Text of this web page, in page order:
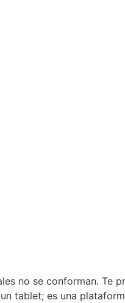
no se conforman. Te
tablet; es una